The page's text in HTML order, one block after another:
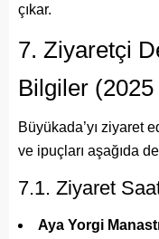
çıkar.
7. Ziyaretçi
Bilgiler
Büyükada’yı ziyaret
ve ipuçları aşağıda
7.1. Ziyaret
Aya Yorgi